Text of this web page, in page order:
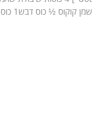
שמן קוקוס ½ כוס דבש1 כוס זרעי שומשום מלא 1